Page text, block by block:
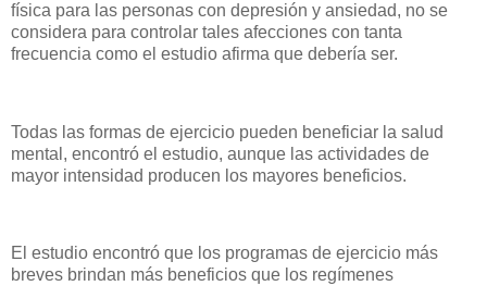
física para las personas con depresión y ansiedad, no se
considera para controlar tales afecciones con tanta
frecuencia como el estudio afirma que debería ser.
Todas las formas de ejercicio pueden beneficiar la salud
mental, encontró el estudio, aunque las actividades de
mayor intensidad producen los mayores beneficios.
El estudio encontró que los programas de ejercicio más
breves brindan más beneficios que los regímenes